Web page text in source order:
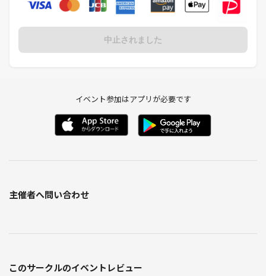
中止されました
イベント参加はアプリが必要です
主催者へ問い合わせ
このサークルのイベントレビュー